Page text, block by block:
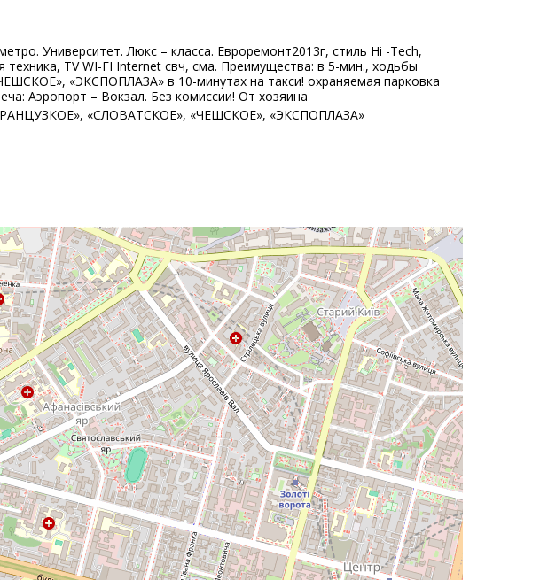
Университет. Люкс – класса. Евроремонт2013г, стиль Hi -Tech,
ТV WI-FI Internet свч, сма. Преимущества: в 5-мин., ходьбы
«ЭКСПОПЛАЗА» в 10-минутах на такси! охраняемая парковка
Аэропорт – Вокзал. Без комиссии! От хозяина
«СЛОВАТСКОЕ», «ЧЕШСКОЕ», «ЭКСПОПЛАЗА»